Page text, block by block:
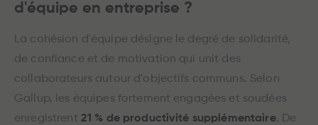
d'équipe en entreprise ?
La cohésion d'équipe désigne le degré de solidarité,
de confiance et de motivation qui unit des
collaborateurs autour d'objectifs communs. Selon
Gallup, les équipes fortement engagées et soudées
enregistrent 21 % de productivité supplémentaire. De